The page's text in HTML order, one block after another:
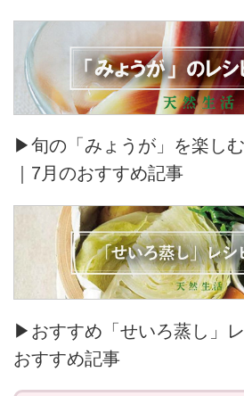
▶旬の「みょうが」を楽し
｜7月のおすすめ記事
▶おすすめ「せいろ蒸し」
おすすめ記事